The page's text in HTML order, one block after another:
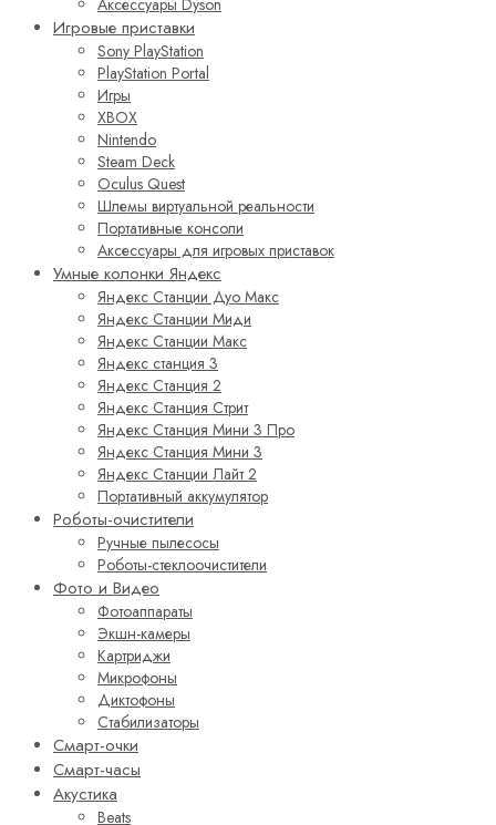
Аксессуары Dyson
Игровые приставки
Sony PlayStation
PlayStation Portal
Игры
XBOX
Nintendo
Steam Deck
Oculus Quest
Шлемы виртуальной реальности
Портативные консоли
Аксессуары для игровых приставок
Умные колонки Яндекс
Яндекс Станции Дуо Макс
Яндекс Станции Миди
Яндекс Станции Макс
Яндекс станция 3
Яндекс Станция 2
Яндекс Станция Стрит
Яндекс Станция Мини 3 Про
Яндекс Станция Мини 3
Яндекс Станции Лайт 2
Портативный аккумулятор
Роботы-очистители
Ручные пылесосы
Роботы-стеклоочистители
Фото и Видео
Фотоаппараты
Экшн-камеры
Картриджи
Микрофоны
Диктофоны
Стабилизаторы
Смарт-очки
Смарт-часы
Акустика
Beats